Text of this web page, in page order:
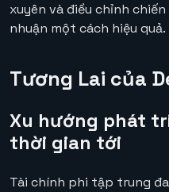
xuyên và điều chỉnh
nhuận một cách hiệu quả.
Tương Lai của
Xu hướng phát
thời gian tới
Tài chính phi tập trung